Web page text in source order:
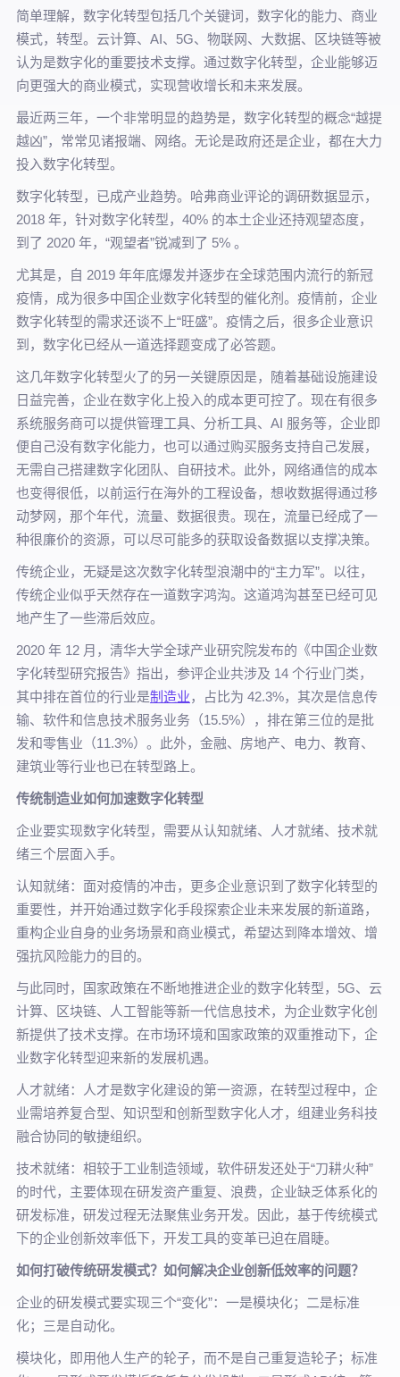
简单理解，数字化转型包括几个关键词，数字化的能力、商业
模式，转型。云计算、AI、5G、物联网、大数据、区块链等被
认为是数字化的重要技术支撑。通过数字化转型，企业能够迈
向更强大的商业模式，实现营收增长和未来发展。
最近两三年，一个非常明显的趋势是，数字化转型的概念“越提
越凶”，常常见诸报端、网络。无论是政府还是企业，都在大力
投入数字化转型。
数字化转型，已成产业趋势。哈弗商业评论的调研数据显示，
2018 年，针对数字化转型，40% 的本土企业还持观望态度，
到了 2020 年，“观望者”锐减到了 5% 。
尤其是，自 2019 年年底爆发并逐步在全球范围内流行的新冠
疫情，成为很多中国企业数字化转型的催化剂。疫情前，企业
数字化转型的需求还谈不上“旺盛”。疫情之后，很多企业意识
到，数字化已经从一道选择题变成了必答题。
这几年数字化转型火了的另一关键原因是，随着基础设施建设
日益完善，企业在数字化上投入的成本更可控了。现在有很多
系统服务商可以提供管理工具、分析工具、AI 服务等，企业即
便自己没有数字化能力，也可以通过购买服务支持自己发展，
无需自己搭建数字化团队、自研技术。此外，网络通信的成本
也变得很低，以前运行在海外的工程设备，想收数据得通过移
动梦网，那个年代，流量、数据很贵。现在，流量已经成了一
种很廉价的资源，可以尽可能多的获取设备数据以支撑决策。
传统企业，无疑是这次数字化转型浪潮中的“主力军”。以往，
传统企业似乎天然存在一道数字鸿沟。这道鸿沟甚至已经可见
地产生了一些滞后效应。
2020 年 12 月，清华大学全球产业研究院发布的《中国企业数
字化转型研究报告》指出，参评企业共涉及 14 个行业门类，
其中排在首位的行业是制造业，占比为 42.3%，其次是信息传
输、软件和信息技术服务业务（15.5%），排在第三位的是批
发和零售业（11.3%）。此外，金融、房地产、电力、教育、
建筑业等行业也已在转型路上。
传统制造业如何加速数字化转型
企业要实现数字化转型，需要从认知就绪、人才就绪、技术就
绪三个层面入手。
认知就绪：面对疫情的冲击，更多企业意识到了数字化转型的
重要性，并开始通过数字化手段探索企业未来发展的新道路，
重构企业自身的业务场景和商业模式，希望达到降本增效、增
强抗风险能力的目的。
与此同时，国家政策在不断地推进企业的数字化转型，5G、云
计算、区块链、人工智能等新一代信息技术，为企业数字化创
新提供了技术支撑。在市场环境和国家政策的双重推动下，企
业数字化转型迎来新的发展机遇。
人才就绪：人才是数字化建设的第一资源，在转型过程中，企
业需培养复合型、知识型和创新型数字化人才，组建业务科技
融合协同的敏捷组织。
技术就绪：相较于工业制造领域，软件研发还处于“刀耕火种”
的时代，主要体现在研发资产重复、浪费，企业缺乏体系化的
研发标准，研发过程无法聚焦业务开发。因此，基于传统模式
下的企业创新效率低下，开发工具的变革已迫在眉睫。
如何打破传统研发模式？如何解决企业创新低效率的问题？
企业的研发模式要实现三个“变化”：一是模块化；二是标准
化；三是自动化。
模块化，即用他人生产的轮子，而不是自己重复造轮子；标准